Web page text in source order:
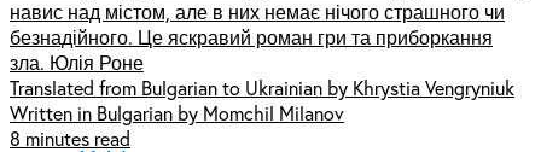
навис над містом, але в них немає нічого страшного чи
безнадійного. Це яскравий роман гри та приборкання
зла. Юлія Роне
Translated from Bulgarian to Ukrainian by Khrystia Vengryniuk
Written in Bulgarian by Momchil Milanov
8 minutes read